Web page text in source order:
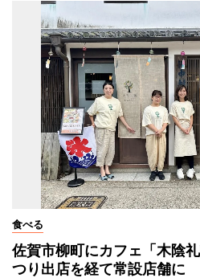
食べる
佐賀市柳町にカフェ「木陰
つり出店を経て常設店舗に